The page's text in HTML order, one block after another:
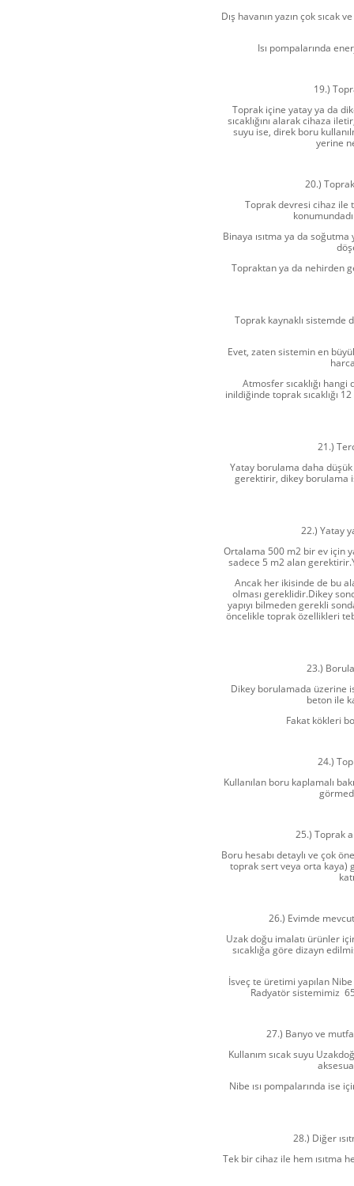
Dış havanın yazın çok sıcak
Isı pompalarında
19.)
Toprak içine yatay ya da
sıcaklığını alarak cihaza
suyu ise, direk boru
yerine
20.)
Toprak devresi cihaz ile
Binaya ısıtma ya da
Topraktan ya da nehirden
Toprak kaynaklı sistemde
Evet, zaten sistemin en
Atmosfer sıcaklığı
inildiğinde toprak sıcaklığı 12
21.)
Yatay borulama daha
gerektirir, dikey borulama
22.) Yatay
Ortalama 500 m2 bir ev için
sadece 5 m2 alan
Ancak her ikisinde de bu
olması gereklidir.Dikey
yapıyı bilmeden gerekli
öncelikle toprak özellikleri
23.)
Dikey borulamada üzerine
beton ile
Fakat kökleri
24.)
Kullanılan boru kaplamalı
25.) Toprak
Boru hesabı detaylı ve çok
toprak sert veya orta kaya)
26.) Evimde
Uzak doğu imalatı ürünler
sıcaklığa göre dizayn
İsveç te üretimi yapılan
Radyatör sistemimiz
27.) Banyo ve
Kullanım sıcak suyu
Nibe ısı pompalarında ise
28.) Diğer
Tek bir cihaz ile hem ısıtma